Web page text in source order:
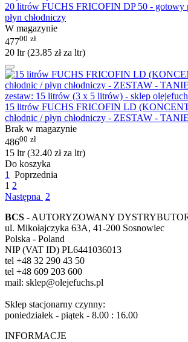
20 litrów FUCHS FRICOFIN DP 50 - gotowy
płyn chłodniczy
W magazynie
47700 zł
20 ltr (23.85 złza ltr)
15 litrów FUCHS FRICOFIN LD
chłodnic / płyn chłodniczy - ZESTAW -
Brak w magazynie
48600 zł
15 ltr (32.40 złza ltr)
Do koszyka
1
Poprzednia
1 2
Następna 2
BCS - AUTORYZOWANY
ul. Mikołajczyka 63A, 41-200 Sosnowiec
Polska - Poland
NIP (VAT ID) PL6441036013
tel +48 32 290 43 50
tel +48 609 203 600
mail: sklep@olejefuchs.pl
Sklep stacjonarny czynny:
poniedziałek - piątek - 8.00 : 16.00
INFORMACJE